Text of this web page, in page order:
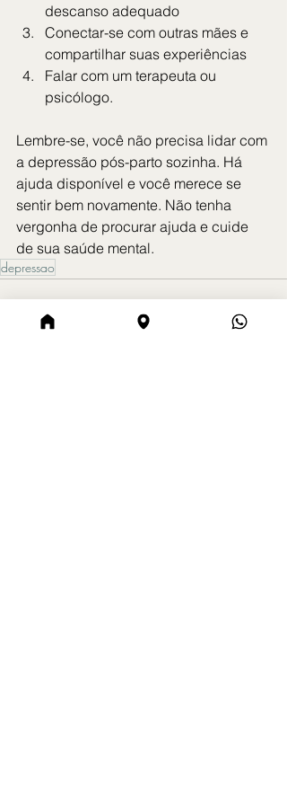
descanso adequado
Conectar-se com outras mães e
compartilhar suas experiências
Falar com um terapeuta ou
psicólogo.
Lembre-se, você não precisa lidar com
a depressão pós-parto sozinha. Há
ajuda disponível e você merece se
sentir bem novamente. Não tenha
vergonha de procurar ajuda e cuide
de sua saúde mental.
depressao